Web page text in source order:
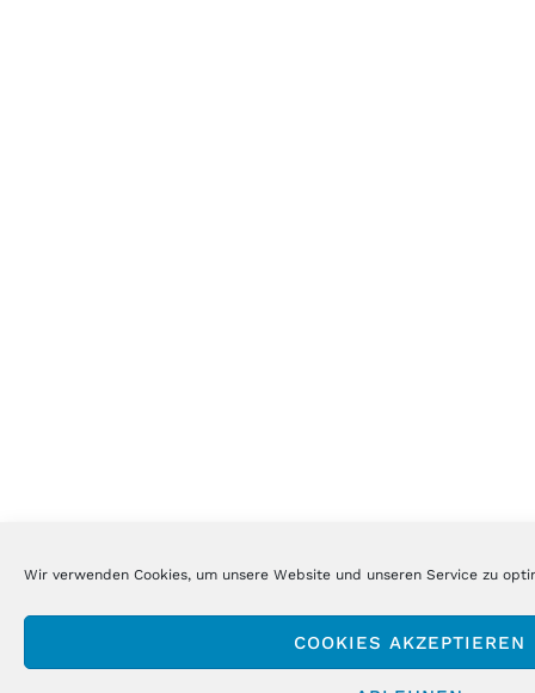
Wir verwenden Cookies, um unsere Website und unseren Service zu
COOKIES AKZEPTIEREN